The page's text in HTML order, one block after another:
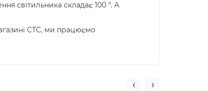
світильника складає 100 °. А
СТС, ми працюємо